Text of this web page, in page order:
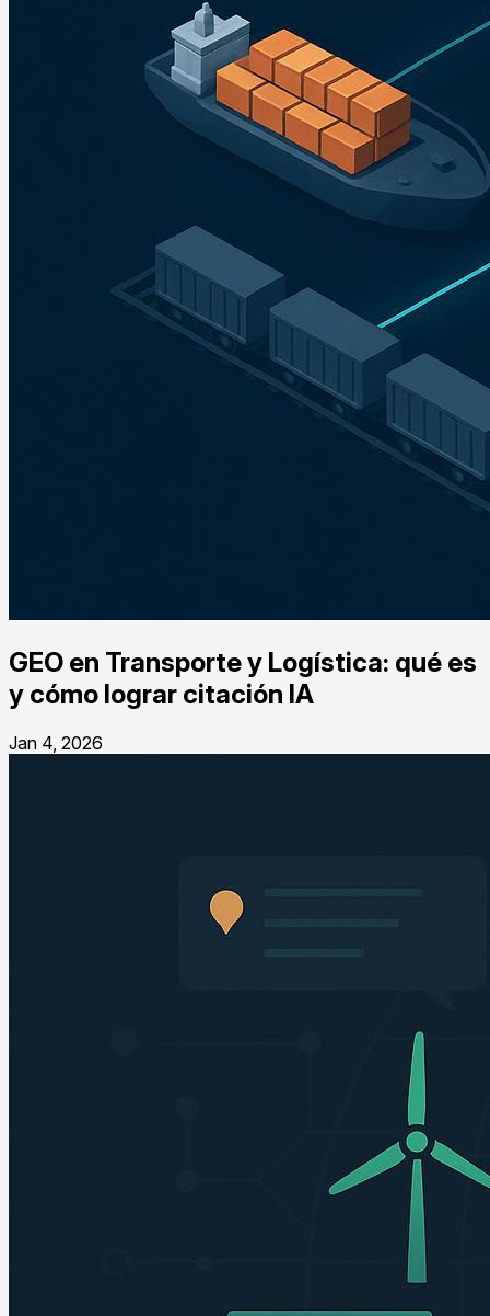
GEO en Transporte y Logística: qué es
y cómo lograr citación IA
Jan 4, 2026